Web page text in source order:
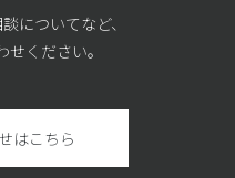
についてなど、
ください。
はこちら